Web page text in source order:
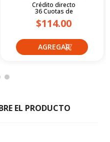
Crédito directo
36Cuotas de
$114.00